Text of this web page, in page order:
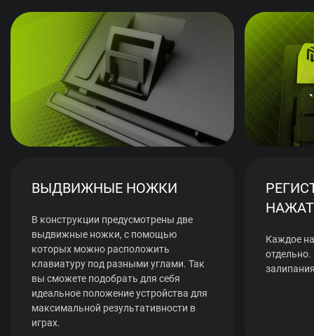
ВЫДВИЖНЫЕ НОЖКИ
В конструкции предусмотрены две
выдвижные ножки, с помощью
которых можно расположить
клавиатуру под разными углами. Так
вы сможете подобрать для себя
идеальное положение устройства для
максимальной результативности в
играх.
Каждое